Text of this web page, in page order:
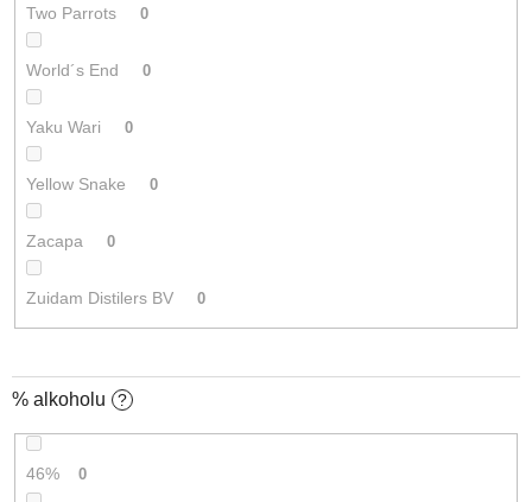
Two Parrots 0
World´s End 0
Yaku Wari 0
Yellow Snake 0
Zacapa 0
Zuidam Distilers BV 0
% alkoholu ?
46% 0